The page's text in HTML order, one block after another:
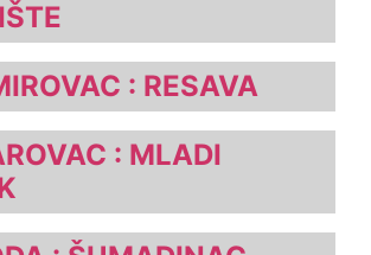
: RESAVA
: MLADI